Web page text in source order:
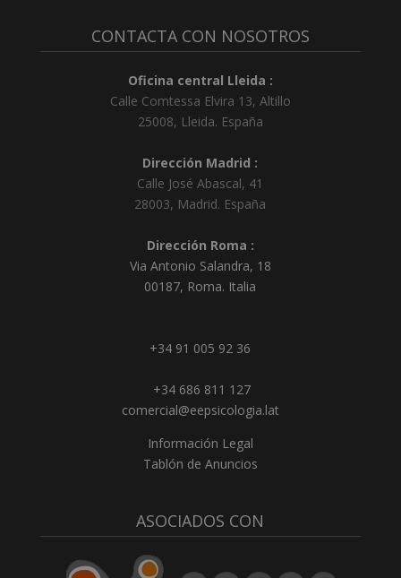
CONTACTA CON NOSOTROS
Oficina central Lleida :
Calle Comtessa Elvira 13, Altillo
25008, Lleida. España
Dirección Madrid :
Calle José Abascal, 41
28003, Madrid. España
Dirección Roma :
Via Antonio Salandra, 18
00187, Roma. Italia
+34 91 005 92 36
+34 686 811 127
comercial@eepsicologia.lat
Información Legal
Tablón de Anuncios
ASOCIADOS CON